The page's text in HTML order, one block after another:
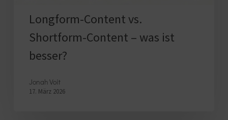
Longform-Content vs.
Shortform-Content – was ist
besser?
Jonah Voit
17. März 2026